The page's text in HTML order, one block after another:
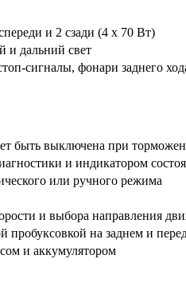
и 2 сзади (4 х 70 Вт)
и дальний свет
сигналы, фонари заднего
быть выключена при
и индикатором
или ручного режима
и выбора направления
пробуксовкой на заднем и
и аккумулятором